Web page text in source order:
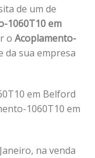
de um de
1060T10 em
o Acoplamento-
da sua empresa
em Belford
1060T10 em
na venda